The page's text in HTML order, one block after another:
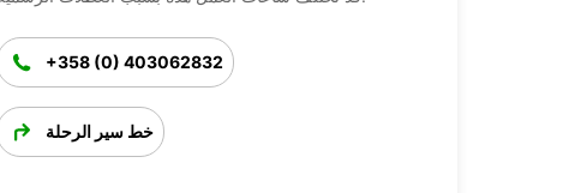
+358 (0) 403062832
خط سير الرحلة